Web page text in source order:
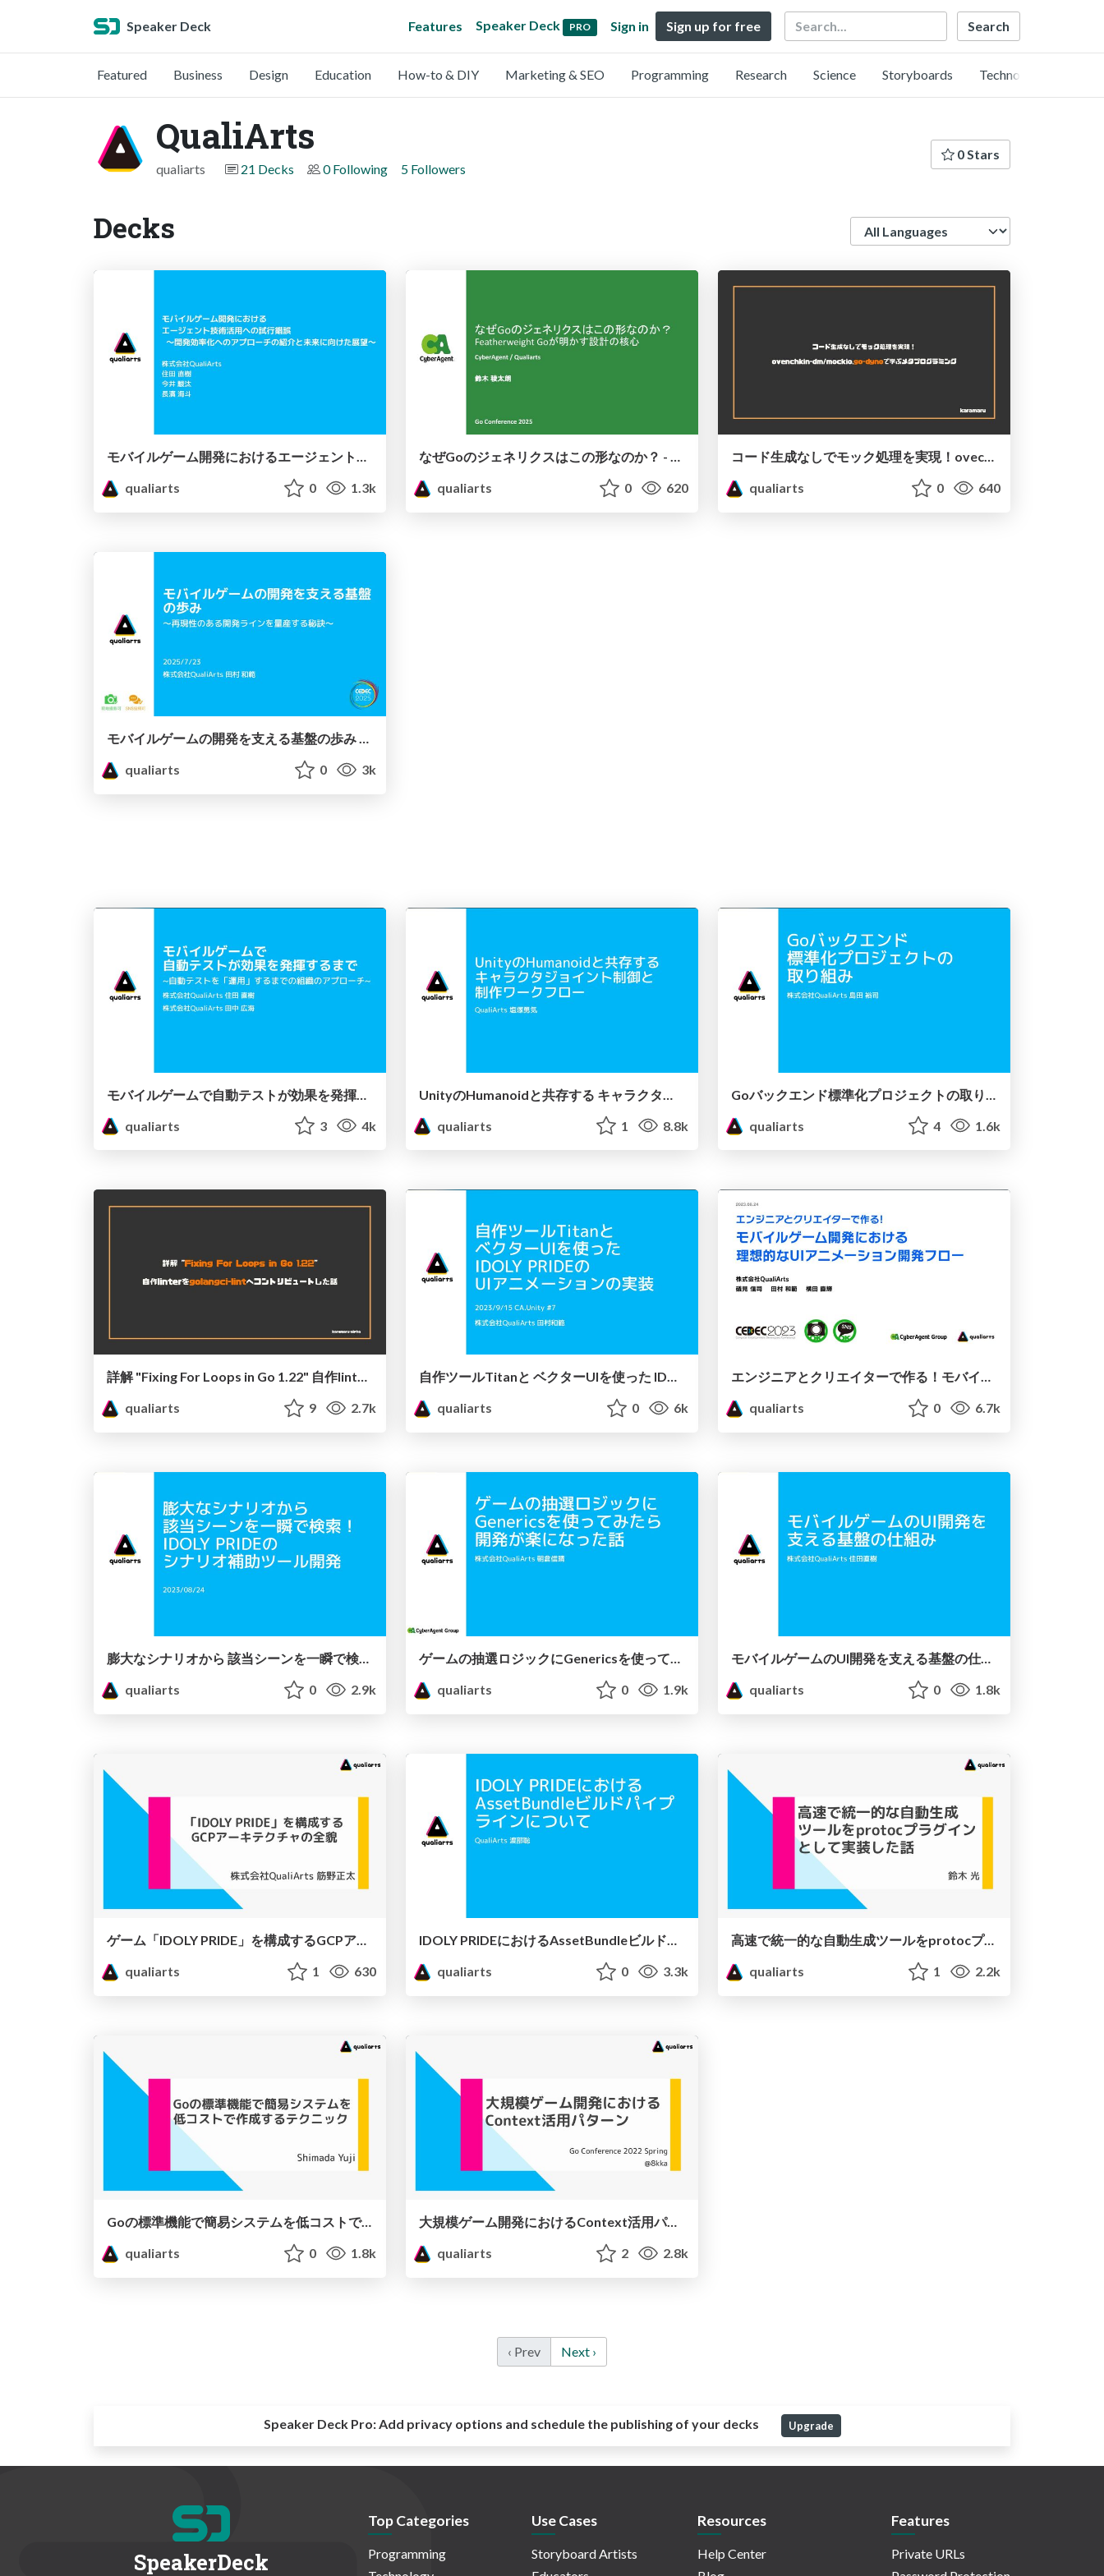
Speaker Deck Features Speaker Deck PRO Sign in Sign up for free Search
Featured Business Design Education How-to & DIY Marketing & SEO Programming Research Science Storyboards Technology
QualiArts
qualiarts 21 Decks 0 Following 5 Followers
0 Stars
Decks
モバイルゲーム開発におけるエージェント技術活用への試行錯誤 ～開発効率化へのアプローチの紹介と未来に向けた展望～
qualiarts
0 1.3k
なぜGoのジェネリクスはこの形なのか？ - Featherweight Goが明かす設計の核心
qualiarts
0 620
コード生成なしでモック処理を実現！ovechkin-dm/mockioで学ぶメタプログラミング
qualiarts
0 640
モバイルゲームの開発を支える基盤の歩み ～再現性のある開発ラインを量産する秘訣～
qualiarts
0 3k
qualiarts
3 4k
qualiarts
1 8.8k
qualiarts
4 1.6k
qualiarts
9 2.7k
qualiarts
0 6k
qualiarts
0 6.7k
膨大なシナリオから 該当シーンを一瞬で検索！ IDOLY PRIDEの シナリオ補助ツール開発
qualiarts
0 2.9k
ゲームの抽選ロジックにGenericsを使ってみたら開発が楽になった話
qualiarts
0 1.9k
モバイルゲームのUI開発を支える基盤の仕組み
qualiarts
0 1.8k
ゲーム「IDOLY PRIDE」を構成するGCPアーキテクチャの全貌
qualiarts
1 630
IDOLY PRIDEにおけるAssetBundleビルドパイプラインについて
qualiarts
0 3.3k
高速で統一的な自動生成ツールをprotocプラグインとして実装した話
qualiarts
1 2.2k
Goの標準機能で簡易システムを低コストで作成するテクニック
qualiarts
0 1.8k
大規模ゲーム開発におけるContext活用パターン
qualiarts
2 2.8k
‹ Prev Next ›
Speaker Deck Pro:Add privacy options and schedule the publishing of your decks Upgrade
SpeakerDeck
Top Categories
Programming
Use Cases
Storyboard Artists
Resources
Help Center
Features
Private URLs